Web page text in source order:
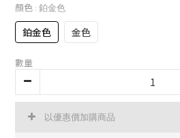
顏色 : 鉑金色
鉑金色 金色
數量
以優惠價加購商品